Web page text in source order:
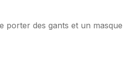
porter des gants et un